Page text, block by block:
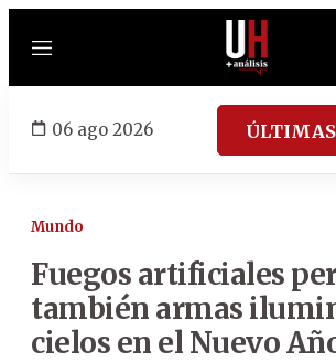
Menú
06 ago 2026
Mundo
Fuegos artificiales
también armas
cielos en el Nuevo